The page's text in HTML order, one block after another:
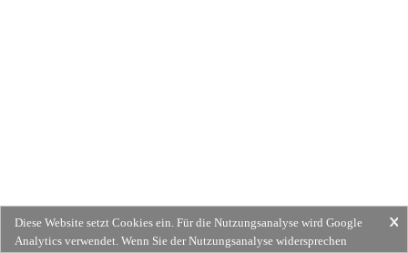
Diese Website setzt Cookies ein. Für die Nutzungsanalyse wird Google
Analytics verwendet. Wenn Sie der Nutzungsanalyse widersprechen